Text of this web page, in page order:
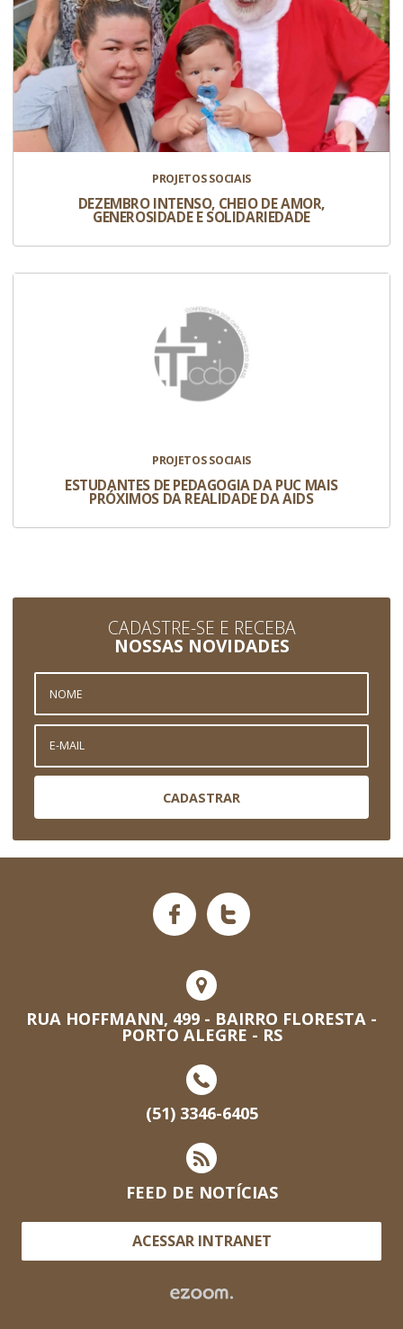
PROJETOS SOCIAIS
DEZEMBRO INTENSO, CHEIO DE AMOR,
GENEROSIDADE E SOLIDARIEDADE
PROJETOS SOCIAIS
ESTUDANTES DE PEDAGOGIA DA PUC MAIS
PRÓXIMOS DA REALIDADE DA AIDS
CADASTRE-SE E RECEBA
NOSSAS NOVIDADES
CADASTRAR
RUA HOFFMANN, 499 - BAIRRO FLORESTA -
PORTO ALEGRE - RS
(51) 3346-6405
FEED DE NOTÍCIAS
ACESSAR INTRANET